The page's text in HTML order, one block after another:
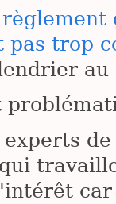
pas trop